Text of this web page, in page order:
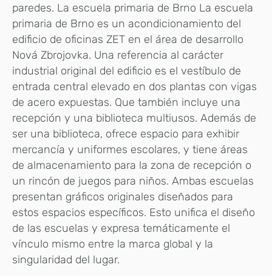
paredes. La escuela primaria de Brno La escuela
primaria de Brno es un acondicionamiento del
edificio de oficinas ZET en el área de desarrollo
Nová Zbrojovka. Una referencia al carácter
industrial original del edificio es el vestíbulo de
entrada central elevado en dos plantas con vigas
de acero expuestas. Que también incluye una
recepción y una biblioteca multiusos. Además de
ser una biblioteca, ofrece espacio para exhibir
mercancía y uniformes escolares, y tiene áreas
de almacenamiento para la zona de recepción o
un rincón de juegos para niños. Ambas escuelas
presentan gráficos originales diseñados para
estos espacios específicos. Esto unifica el diseño
de las escuelas y expresa temáticamente el
vínculo mismo entre la marca global y la
singularidad del lugar.